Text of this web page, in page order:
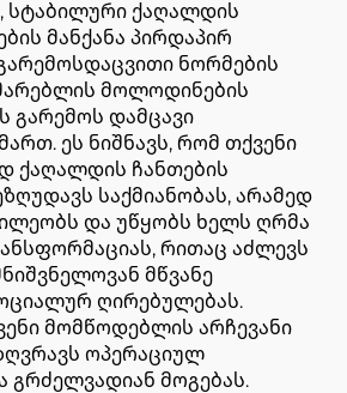
სტაბილური ქაღალდის
მანქანა პირდაპირ
ნორმების
მოლოდინების
გარემოს დამცავი
ეს ნიშნავს, რომ თქვენი
ქაღალდის ჩანთების
საქმიანობას, არამედ
და უწყობს ხელს ღრმა
რითაც აძლევს
მწვანე
ღირებულებას.
მომწოდებლის არჩევანი
ოპერაციულ
გრძელვადიან მოგებას.